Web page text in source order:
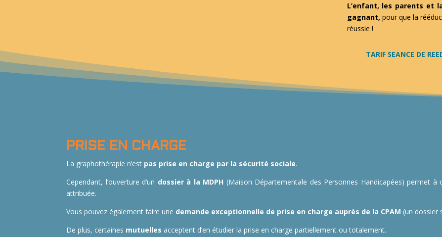
L’enfant, les parents et
gagnant, pour que la
réussie !
TARIF SEANCE DE
PRISE EN CHARGE
La graphothérapie n’est pas prise en charge par la sécurité sociale.
Cependant, l’ouverture d’un dossier à la MDPH (Maison Départementale des Personnes Handicapées) permet à
attribuée.
Vous pouvez également faire une demande exceptionnelle de prise en charge auprès de la CPAM (un dossier
De plus, certaines mutuelles acceptent d’en étudier la prise en charge partiellement ou totalement.